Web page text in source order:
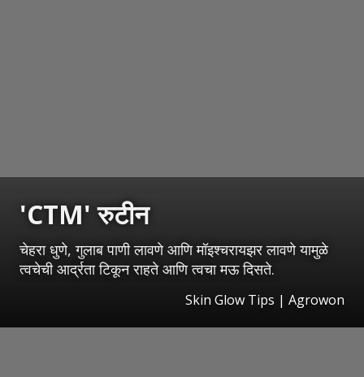
'CTM' रुटीन
चेहरा धुणे, गुलाब पाणी लावणे आणि मॉइश्चरायझर लावणे यामुळे
त्वचेची आर्द्रता टिकून राहते आणि त्वचा मऊ दिसते.
Skin Glow Tips | Agrowon